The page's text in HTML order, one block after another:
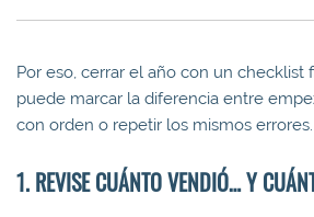
Por eso, cerrar el año con un checklist
puede marcar la diferencia entre
con orden o repetir los mismos errores.
1. REVISE CUÁNTO VENDIÓ… Y